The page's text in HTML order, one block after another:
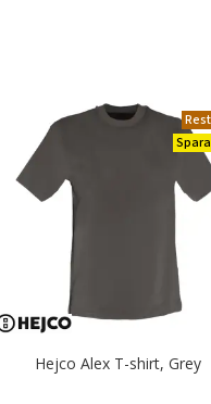
Hejco Alex T-shirt, Grey